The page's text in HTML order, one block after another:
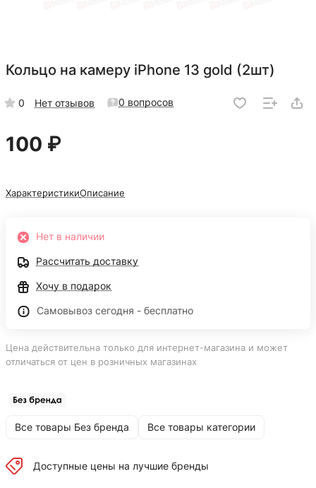
Кольцо на камеру iPhone 13 gold (2шт)
0 Нет отзывов 0 вопросов
100 ₽
ХарактеристикиОписание
Нет в наличии
Рассчитать доставку
Хочу в подарок
Самовывоз сегодня - бесплатно
Цена действительна только для интернет-магазина и может
отличаться от цен в розничных магазинах
Все товары Без бренда Все товары категории
Доступные цены на лучшие бренды